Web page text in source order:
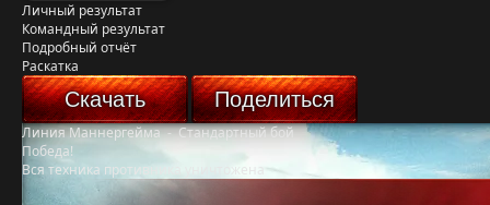
Личный результат
Командный результат
Подробный отчёт
Раскатка
Скачать Поделиться
Линия Маннергейма-Стандартный бой
Победа!
Вся техника противника уничтожена